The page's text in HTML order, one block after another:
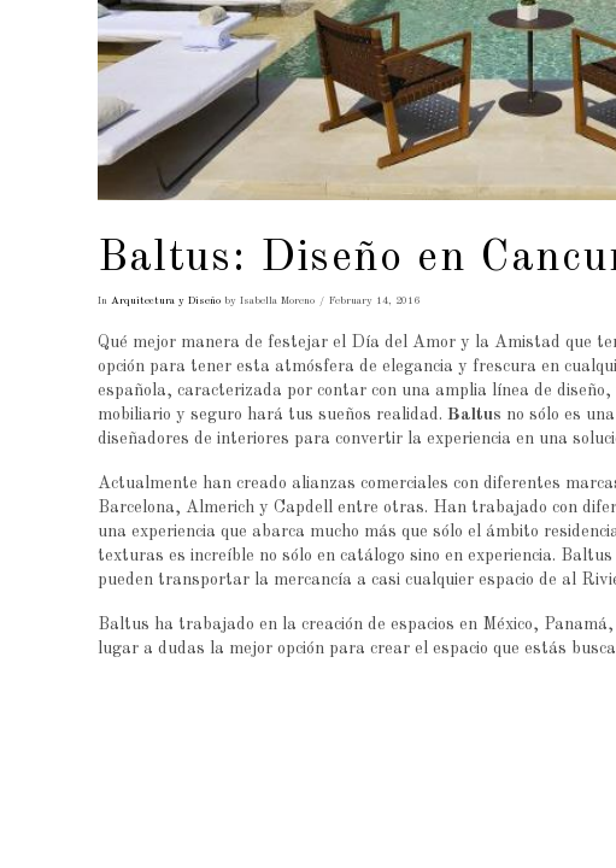
Baltus: Diseño en
In Arquitectura y Diseñoby Isabella Moreno February 14, 2016
Qué mejor manera de festejar el Día del Amor y la Amistad que
opción para tener esta atmósfera de elegancia y frescura en
española, caracterizada por contar con una amplia línea de
mobiliario y seguro hará tus sueños realidad. Baltus no sólo es
diseñadores de interiores para convertir la experiencia en una
Actualmente han creado alianzas comerciales con diferentes
Barcelona, Almerich y Capdell entre otras. Han trabajado con
una experiencia que abarca mucho más que sólo el ámbito
texturas es increíble no sólo en catálogo sino en experiencia.
pueden transportar la mercancía a casi cualquier espacio de al
Baltus ha trabajado en la creación de espacios en México,
lugar a dudas la mejor opción para crear el espacio que estás